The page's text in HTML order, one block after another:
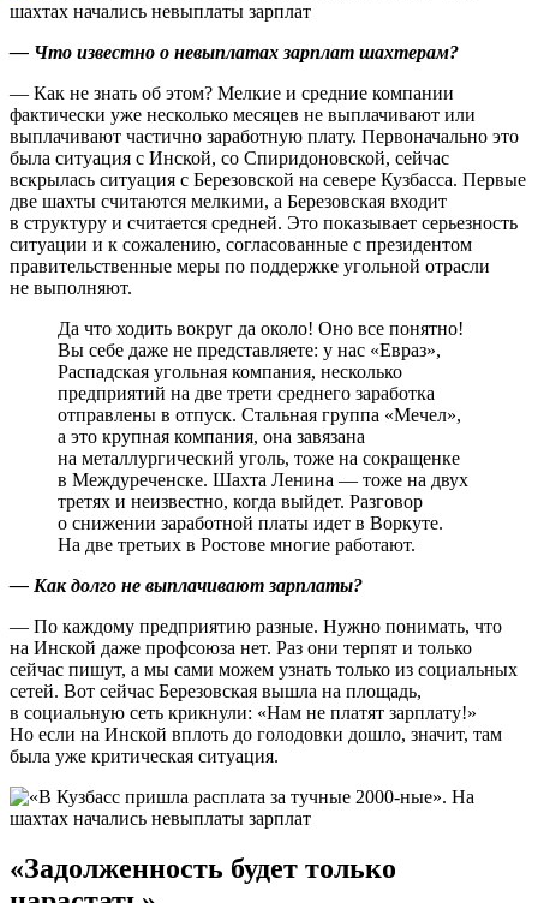
— Что известно о невыплатах зарплат шахтерам?
— Как не знать об этом? Мелкие и средние компании
фактически уже несколько месяцев не выплачивают или
выплачивают частично заработную плату. Первоначально это
была ситуация с Инской, со Спиридоновской, сейчас
вскрылась ситуация с Березовской на севере Кузбасса. Первые
две шахты считаются мелкими, а Березовская входит
в структуру и считается средней. Это показывает серьезность
ситуации и к сожалению, согласованные с президентом
правительственные меры по поддержке угольной отрасли
не выполняют.
Да что ходить вокруг да около! Оно все понятно!
Вы себе даже не представляете: у нас «Евраз»,
Распадская угольная компания, несколько
предприятий на две трети среднего заработка
отправлены в отпуск. Стальная группа «Мечел»,
а это крупная компания, она завязана
на металлургический уголь, тоже на сокращенке
в Междуреченске. Шахта Ленина — тоже на двух
третях и неизвестно, когда выйдет. Разговор
о снижении заработной платы идет в Воркуте.
На две третьих в Ростове многие работают.
— Как долго не выплачивают зарплаты?
— По каждому предприятию разные. Нужно понимать, что
на Инской даже профсоюза нет. Раз они терпят и только
сейчас пишут, а мы сами можем узнать только из социальных
сетей. Вот сейчас Березовская вышла на площадь,
в социальную сеть крикнули: «Нам не платят зарплату!»
Но если на Инской вплоть до голодовки дошло, значит, там
была уже критическая ситуация.
«Задолженность будет только